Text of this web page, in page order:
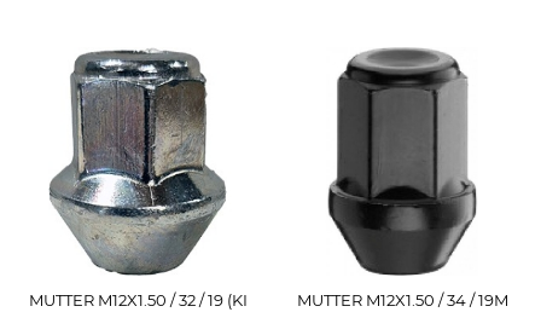
MUTTER M12X1.50 / 32 / 19 (KI
MUTTER M12X1.50 / 34 / 19M